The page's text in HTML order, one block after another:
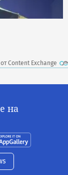
Content Exchange
на